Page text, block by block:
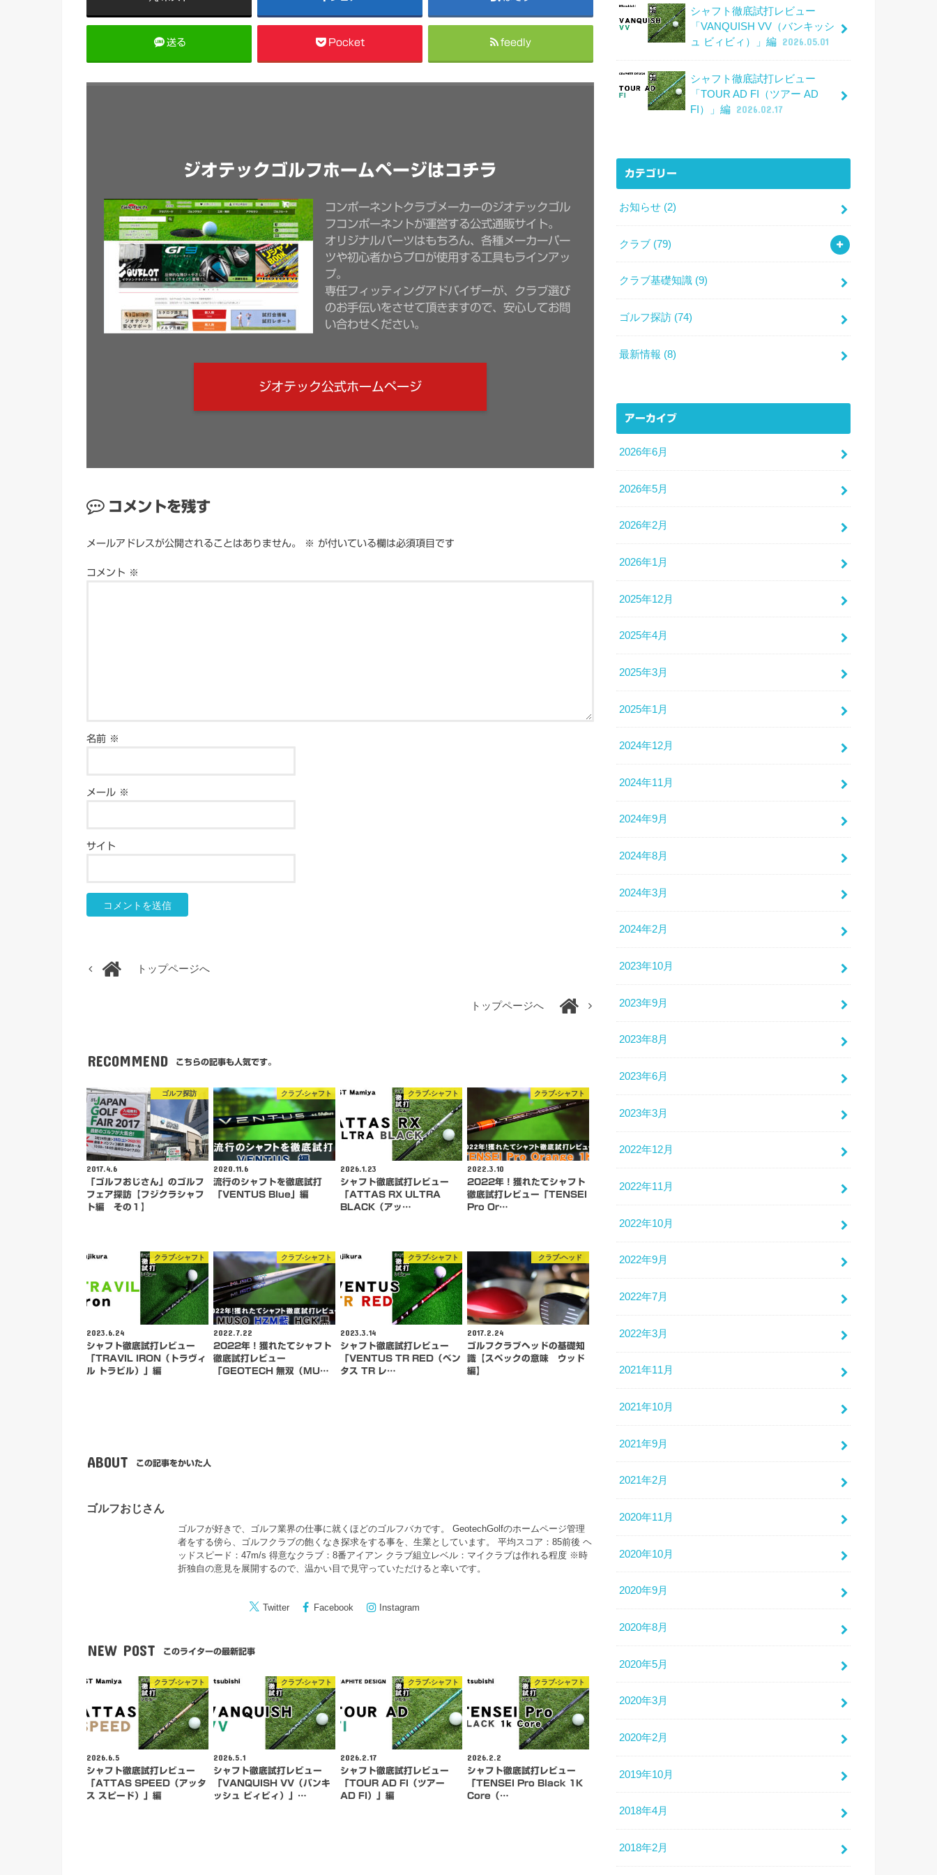
送る Pocket feedly
ジオテックゴルフホームページはコチラ
コンポーネントクラブメーカーのジオテックゴル
フコンポーネントが運営する公式通販サイト。
オリジナルパーツはもちろん、各種メーカーパー
ツや初心者からプロが使用する工具もラインアッ
プ。
専任フィッティングアドバイザーが、クラブ選び
のお手伝いをさせて頂きますので、安心してお問
い合わせください。
ジオテック公式ホームページ
コメントを残す
メールアドレスが公開されることはありません。 ※ が付いている欄は必須項目です
コメント ※
名前 ※
メール ※
サイト
トップページへ
トップページへ
RECOMMEND こちらの記事も人気です。
ゴルフ探訪
2017.4.6
「ゴルフおじさん」のゴルフ
フェア探訪【フジクラシャフ
ト編 その１】
クラブ-シャフト
2020.11.6
流行のシャフトを徹底試打
「VENTUS Blue」編
クラブ-シャフト
2026.1.23
シャフト徹底試打レビュー
「ATTAS RX ULTRA
BLACK（アッ…
クラブ-シャフト
2022.3.10
2022年！獲れたてシャフト
徹底試打レビュー「TENSEI
Pro Or…
クラブ-シャフト
2023.6.24
シャフト徹底試打レビュー
「TRAVIL IRON（トラヴィ
ル トラビル）」編
クラブ-シャフト
2022.7.22
2022年！獲れたてシャフト
徹底試打レビュー
「GEOTECH 無双（MU…
クラブ-シャフト
2023.3.14
シャフト徹底試打レビュー
「VENTUS TR RED（ベン
タス TR レ…
クラブ-ヘッド
2017.2.24
ゴルフクラブヘッドの基礎知
識【スペックの意味 ウッド
編】
ABOUT この記事をかいた人
ゴルフおじさん
ゴルフが好きで、ゴルフ業界の仕事に就くほどのゴルフバカです。 GeotechGolfのホームページ管理
者をする傍ら、ゴルフクラブの飽くなき探求をする事を、生業としています。 平均スコア：85前後 ヘ
ッドスピード：47m/s 得意なクラブ：8番アイアン クラブ組立レベル：マイクラブは作れる程度 ※時
折独自の意見を展開するので、温かい目で見守っていただけると幸いです。
Twitter Facebook Instagram
NEW POST このライターの最新記事
クラブ-シャフト
2026.6.5
シャフト徹底試打レビュー
「ATTAS SPEED（アッタ
ス スピード）」編
クラブ-シャフト
2026.5.1
シャフト徹底試打レビュー
「VANQUISH VV（バンキ
ッシュ ビィビィ）」…
クラブ-シャフト
2026.2.17
シャフト徹底試打レビュー
「TOUR AD FI（ツアー
AD FI）」編
クラブ-シャフト
2026.2.2
シャフト徹底試打レビュー
「TENSEI Pro Black 1K
Core（…
シャフト徹底試打レビュー
「VANQUISH VV（バンキッシ
ュ ビィビィ）」編 2026.05.01
シャフト徹底試打レビュー
「TOUR AD FI（ツアー AD
FI）」編 2026.02.17
カテゴリー
お知らせ (2)
クラブ (79)
クラブ基礎知識 (9)
ゴルフ探訪 (74)
最新情報 (8)
アーカイブ
2026年6月
2026年5月
2026年2月
2026年1月
2025年12月
2025年4月
2025年3月
2025年1月
2024年12月
2024年11月
2024年9月
2024年8月
2024年3月
2024年2月
2023年10月
2023年9月
2023年8月
2023年6月
2023年3月
2022年12月
2022年11月
2022年10月
2022年9月
2022年7月
2022年3月
2021年11月
2021年10月
2021年9月
2021年2月
2020年11月
2020年10月
2020年9月
2020年8月
2020年5月
2020年3月
2020年2月
2019年10月
2018年4月
2018年2月